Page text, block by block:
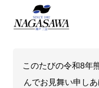
このたびの令和8年
んでお見舞い申し